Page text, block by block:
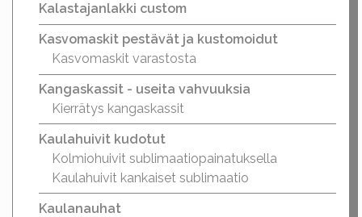
Kalastajanlakki custom
Kasvomaskit pestävät ja kustomoidut
Kasvomaskit varastosta
Kangaskassit - useita vahvuuksia
Kierrätys kangaskassit
Kaulahuivit kudotut
Kolmiohuivit sublimaatiopainatuksella
Kaulahuivit kankaiset sublimaatio
Kaulanauhat